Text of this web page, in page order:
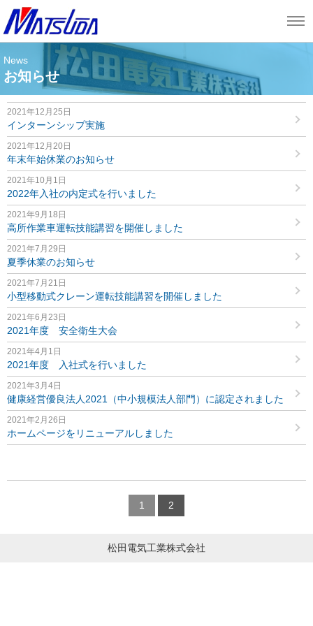
News
お知らせ
2021年12月25日
インターンシップ実施
2021年12月20日
年末年始休業のお知らせ
2021年10月1日
2022年入社の内定式を行いました
2021年9月18日
高所作業車運転技能講習を開催しました
2021年7月29日
夏季休業のお知らせ
2021年7月21日
小型移動式クレーン運転技能講習を開催しました
2021年6月23日
2021年度 安全衛生大会
2021年4月1日
2021年度 入社式を行いました
2021年3月4日
健康経営優良法人2021（中小規模法人部門）に認定されました
2021年2月26日
ホームページをリニューアルしました
1 2
松田電気工業株式会社